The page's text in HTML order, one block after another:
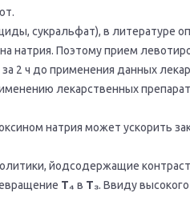
сукральфат), в литературе
натрия. Поэтому прием
2 ч до применения данных
лекарственных
натрия может ускорить
йодсодержащие
Т₄ в Т₃. Ввиду